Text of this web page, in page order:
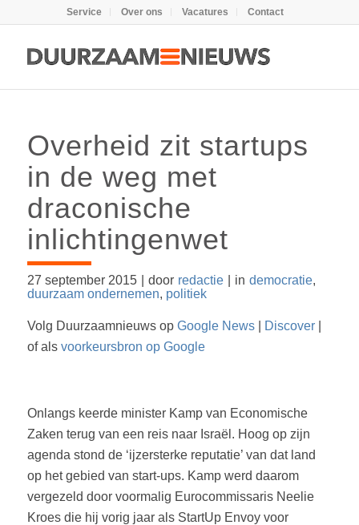
Service Over ons Vacatures Contact
Overheid zit startups
in de weg met
draconische
inlichtingenwet
27 september 2015 door redactie in democratie,
duurzaam ondernemen, politiek
Volg Duurzaamnieuws op Google News| Discover|
of als voorkeursbron op Google
Onlangs keerde minister Kamp van Economische
Zaken terug van een reis naar Israël. Hoog op zijn
agenda stond de ‘ijzersterke reputatie’ van dat land
op het gebied van start-ups. Kamp werd daarom
vergezeld door voormalig Eurocommissaris Neelie
Kroes die hij vorig jaar als StartUp Envoy voor